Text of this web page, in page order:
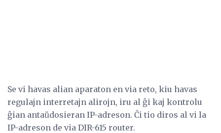
Se vi havas alian aparaton en via reto, kiu havas
regulajn interretajn alirojn, iru al ĝi kaj kontrolu
ĝian antaŭdosieran IP-adreson. Ĉi tio diros al vi la
IP-adreson de via DIR-615 router.